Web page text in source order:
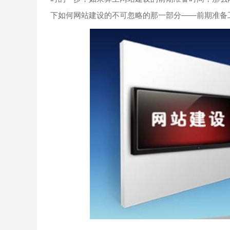
下如何网站建设的不可忽略的那一部分——前期准备